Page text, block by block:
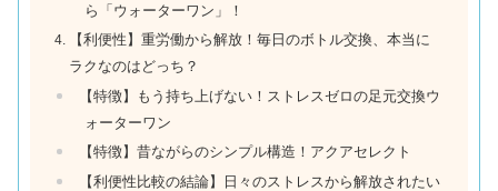
ら「ウォーターワン」！
【利便性】重労働から解放！毎日のボトル交換、本当に
ラクなのはどっち？
【特徴】もう持ち上げない！ストレスゼロの足元交換ウ
ォーターワン
【特徴】昔ながらのシンプル構造！アクアセレクト
【利便性比較の結論】日々のストレスから解放されたい